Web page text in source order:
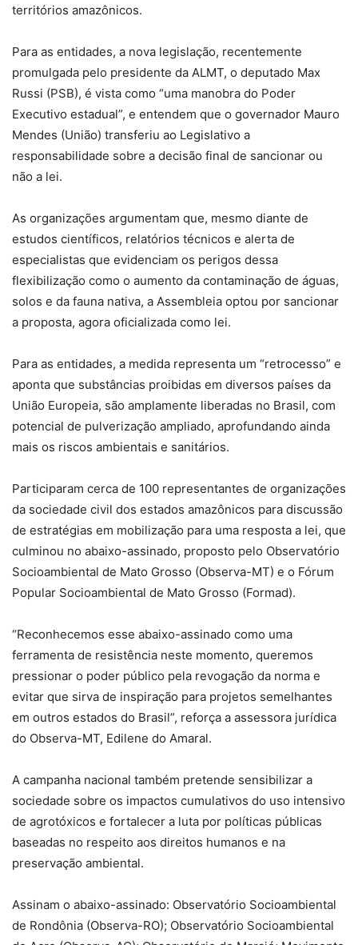
territórios amazônicos.
Para as entidades, a nova legislação, recentemente
promulgada pelo presidente da ALMT, o deputado Max
Russi (PSB), é vista como “uma manobra do Poder
Executivo estadual”, e entendem que o governador Mauro
Mendes (União) transferiu ao Legislativo a
responsabilidade sobre a decisão final de sancionar ou
não a lei.
As organizações argumentam que, mesmo diante de
estudos científicos, relatórios técnicos e alerta de
especialistas que evidenciam os perigos dessa
flexibilização como o aumento da contaminação de águas,
solos e da fauna nativa, a Assembleia optou por sancionar
a proposta, agora oficializada como lei.
Para as entidades, a medida representa um “retrocesso” e
aponta que substâncias proibidas em diversos países da
União Europeia, são amplamente liberadas no Brasil, com
potencial de pulverização ampliado, aprofundando ainda
mais os riscos ambientais e sanitários.
Participaram cerca de 100 representantes de organizações
da sociedade civil dos estados amazônicos para discussão
de estratégias em mobilização para uma resposta a lei, que
culminou no abaixo-assinado, proposto pelo Observatório
Socioambiental de Mato Grosso (Observa-MT) e o Fórum
Popular Socioambiental de Mato Grosso (Formad).
“Reconhecemos esse abaixo-assinado como uma
ferramenta de resistência neste momento, queremos
pressionar o poder público pela revogação da norma e
evitar que sirva de inspiração para projetos semelhantes
em outros estados do Brasil”, reforça a assessora jurídica
do Observa-MT, Edilene do Amaral.
A campanha nacional também pretende sensibilizar a
sociedade sobre os impactos cumulativos do uso intensivo
de agrotóxicos e fortalecer a luta por políticas públicas
baseadas no respeito aos direitos humanos e na
preservação ambiental.
Assinam o abaixo-assinado: Observatório Socioambiental
de Rondônia (Observa-RO); Observatório Socioambiental